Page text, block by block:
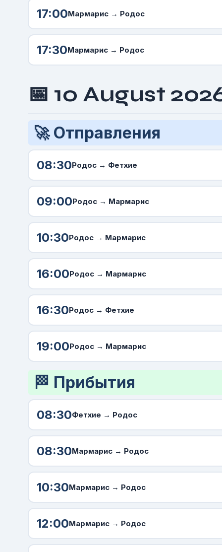
17:00Мармарис → Родос
17:30Мармарис → Родос
📅 10 August
🚀 Отправления
08:30Родос→ Фетхие
09:00Родос→ Мармарис
10:30Родос→ Мармарис
16:00Родос→ Мармарис
16:30Родос→ Фетхие
19:00Родос→ Мармарис
🏁 Прибытия
08:30Фетхие → Родос
08:30Мармарис → Родос
10:30Мармарис → Родос
12:00Мармарис → Родос